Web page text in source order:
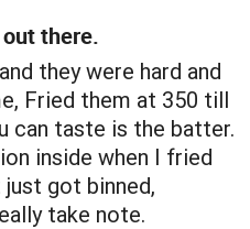
there.
they were hard and
Fried them at 350 till
can taste is the batter.
inside when I fried
got binned,
take note.